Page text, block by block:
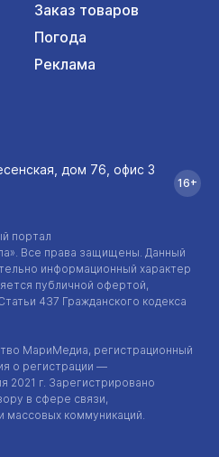
Заказ товаров
Погода
Реклама
портал
. Все права защищены. Данный
информационный характер
публичной офертой,
437 Гражданского кодекса
МариМедиа, регистрационный
о регистрации —
2021 г. Зарегистрировано
в сфере связи,
массовых коммуникаций.
дом 76, офис 3
16+